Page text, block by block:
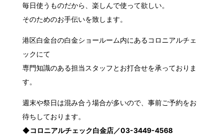
毎日使うものだから、楽しんで使って欲しい。
そのためのお手伝いを致します。
港区白金台の白金ショールーム内にあるコロニアルチェ
ックにて
専門知識のある担当スタッフとお打合せを承っておりま
す。
週末や祭日は混み合う場合が多いので、事前ご予約をお
待ちしております。
◆コロニアルチェック白金店／03-3449-4568